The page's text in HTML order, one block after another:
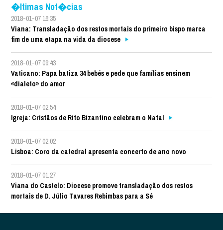
�ltimas Not�cias
2018-01-07 16:35
Viana: Transladação dos restos mortais do primeiro bispo marca
fim de uma etapa na vida da diocese
2018-01-07 09:43
Vaticano: Papa batiza 34 bebés e pede que famílias ensinem
«dialeto» do amor
2018-01-07 02:54
Igreja: Cristãos de Rito Bizantino celebram o Natal
2018-01-07 02:02
Lisboa: Coro da catedral apresenta concerto de ano novo
2018-01-07 01:27
Viana do Castelo: Diocese promove transladação dos restos
mortais de D. Júlio Tavares Rebimbas para a Sé